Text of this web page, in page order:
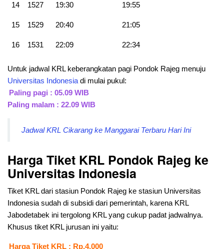
14 1527 19:30 19:55
15 1529 20:40 21:05
16 1531 22:09 22:34
Untuk jadwal KRL keberangkatan pagi Pondok Rajeg menuju
Universitas Indonesiadi mulai pukul:
Paling pagi : 05.09 WIB
Paling malam : 22.09 WIB
Jadwal KRL Cikarang ke Manggarai Terbaru Hari Ini
Harga Tiket KRL Pondok Rajeg ke
Universitas Indonesia
Tiket KRL dari stasiun Pondok Rajeg ke stasiun Universitas
Indonesia sudah di subsidi dari pemerintah, karena KRL
Jabodetabek ini tergolong KRL yang cukup padat jadwalnya.
Khusus tiket KRL jurusan ini yaitu:
Harga Tiket KRL : Rp.4.000